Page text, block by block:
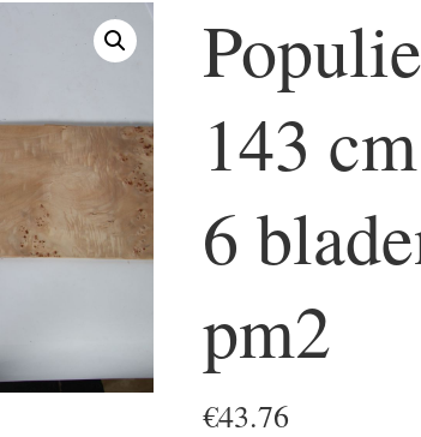
143
6
pm2
€43.76